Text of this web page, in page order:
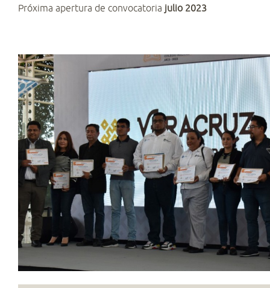
Próxima apertura de convocatoria julio 2023